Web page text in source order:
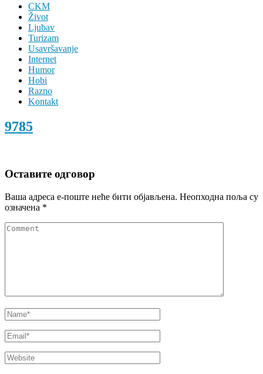
CKM
Život
Ljubav
Turizam
Usavršavanje
Internet
Humor
Hobi
Razno
Kontakt
9785
Оставите одговор
Ваша адреса е-поште неће бити објављена. Неопходна поља су
означена *
Comment
Name*
Email*
Website